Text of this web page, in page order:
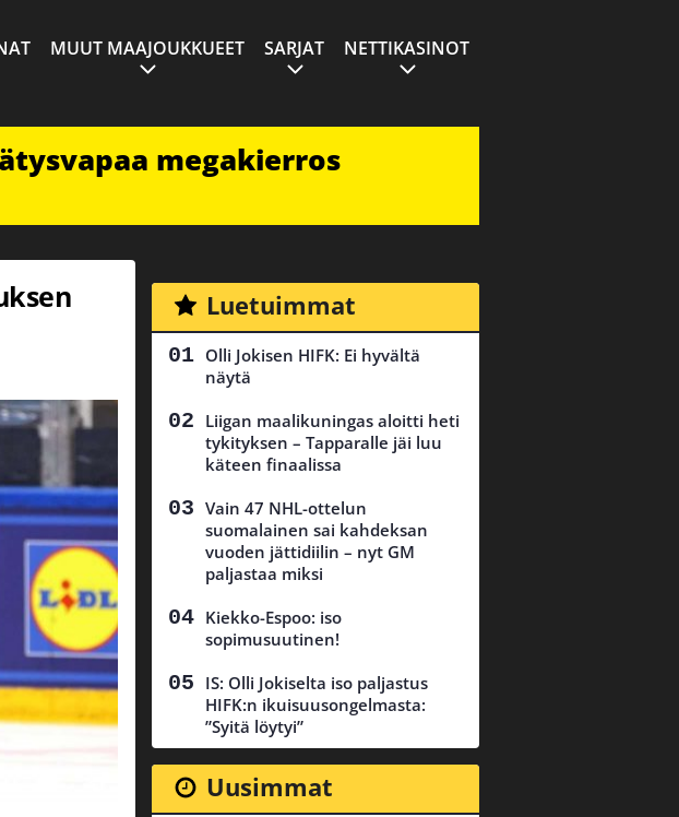
MUUT MAAJOUKKUEET SARJAT NETTIKASINOT
megakierros
Luetuimmat
Olli Jokisen HIFK: Ei hyvältä
näytä
Liigan maalikuningas aloitti heti
tykityksen – Tapparalle jäi luu
käteen finaalissa
Vain 47 NHL-ottelun
suomalainen sai kahdeksan
vuoden jättidiilin – nyt GM
paljastaa miksi
Kiekko-Espoo: iso
sopimusuutinen!
IS: Olli Jokiselta iso paljastus
HIFK:n ikuisuusongelmasta:
”Syitä löytyi”
Uusimmat